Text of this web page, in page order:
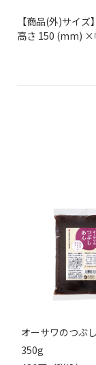
【商品(外)サイズ】
高さ 150 (mm)
オーサワのつぶ
350g